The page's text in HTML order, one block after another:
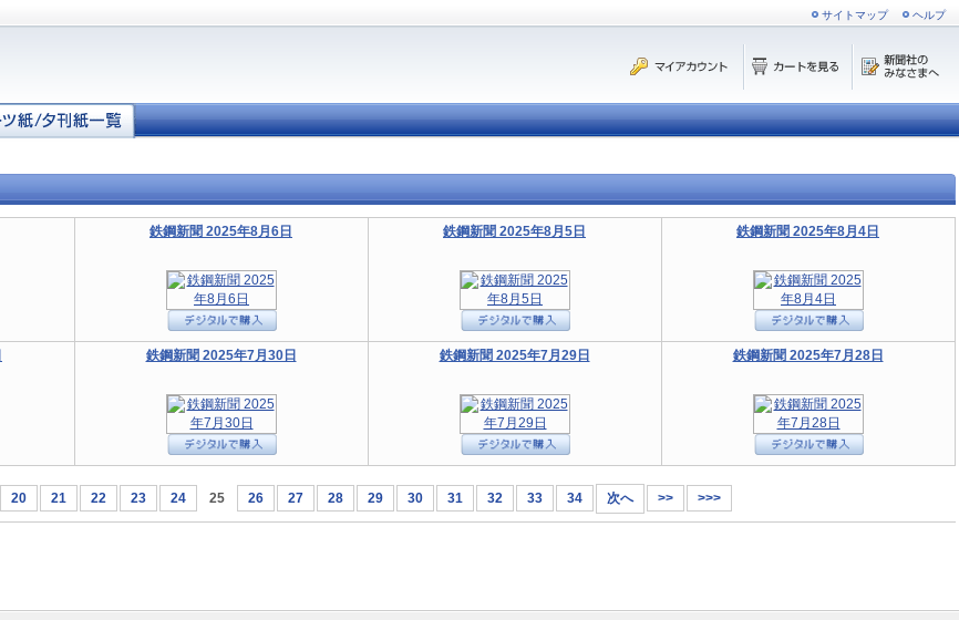
サイトマップ ヘルプ
鉄鋼新聞 2025年8月6日 鉄鋼新聞 2025年8月5日 鉄鋼新聞 2025年8月4日
鉄鋼新聞 2025年7月30日 鉄鋼新聞 2025年7月29日 鉄鋼新聞 2025年7月28日
20 21 22 23 24 25 26 27 28 29 30 31 32 33 34 次へ >> >>>